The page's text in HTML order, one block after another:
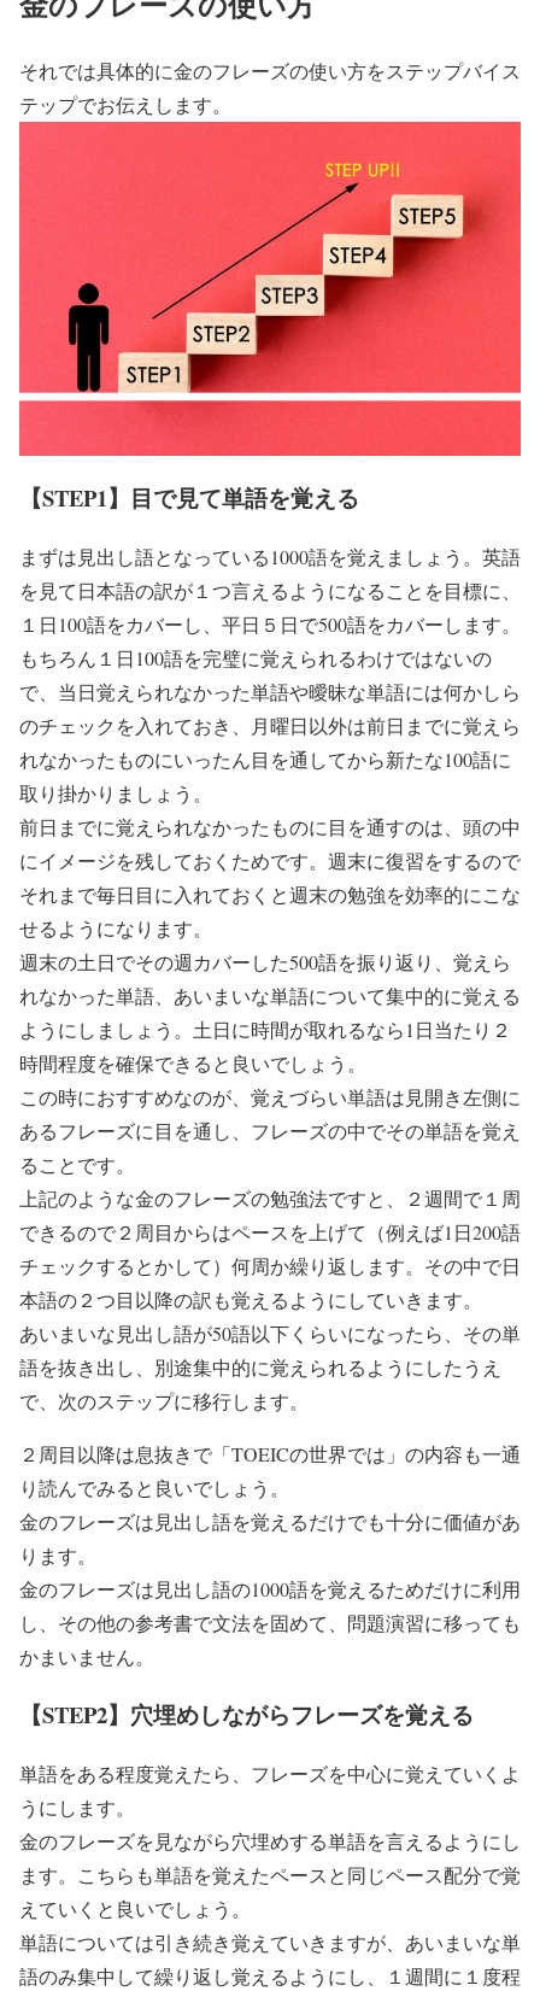
それでは具体的に金のフレーズの使い方をステップバイス
テップでお伝えします。
【STEP1】目で見て単語を覚える
まずは見出し語となっている1000語を覚えましょう。英語
を見て日本語の訳が１つ言えるようになることを目標に、
１日100語をカバーし、平日５日で500語をカバーします。
もちろん１日100語を完璧に覚えられるわけではないの
で、当日覚えられなかった単語や曖昧な単語には何かしら
のチェックを入れておき、月曜日以外は前日までに覚えら
れなかったものにいったん目を通してから新たな100語に
取り掛かりましょう。
前日までに覚えられなかったものに目を通すのは、頭の中
にイメージを残しておくためです。週末に復習をするので
それまで毎日目に入れておくと週末の勉強を効率的にこな
せるようになります。
週末の土日でその週カバーした500語を振り返り、覚えら
れなかった単語、あいまいな単語について集中的に覚える
ようにしましょう。土日に時間が取れるなら1日当たり２
時間程度を確保できると良いでしょう。
この時におすすめなのが、覚えづらい単語は見開き左側に
あるフレーズに目を通し、フレーズの中でその単語を覚え
ることです。
上記のような金のフレーズの勉強法ですと、２週間で１周
できるので２周目からはペースを上げて（例えば1日200語
チェックするとかして）何周か繰り返します。その中で日
本語の２つ目以降の訳も覚えるようにしていきます。
あいまいな見出し語が50語以下くらいになったら、その単
語を抜き出し、別途集中的に覚えられるようにしたうえ
で、次のステップに移行します。
２周目以降は息抜きで「TOEICの世界では」の内容も一通
り読んでみると良いでしょう。
金のフレーズは見出し語を覚えるだけでも十分に価値があ
ります。
金のフレーズは見出し語の1000語を覚えるためだけに利用
し、その他の参考書で文法を固めて、問題演習に移っても
かまいません。
【STEP2】穴埋めしながらフレーズを覚える
単語をある程度覚えたら、フレーズを中心に覚えていくよ
うにします。
金のフレーズを見ながら穴埋めする単語を言えるようにし
ます。こちらも単語を覚えたペースと同じペース配分で覚
えていくと良いでしょう。
単語については引き続き覚えていきますが、あいまいな単
語のみ集中して繰り返し覚えるようにし、１週間に１度程